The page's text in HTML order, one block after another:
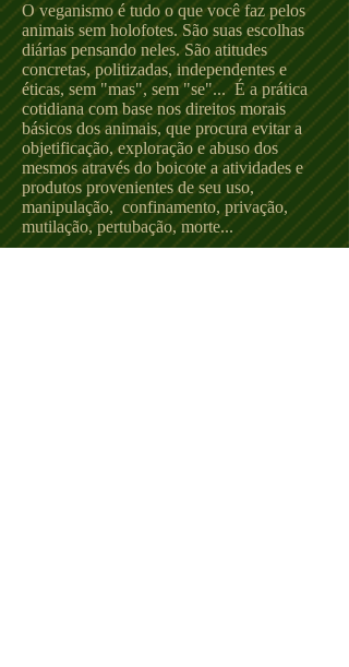
O veganismo é tudo o que você faz pelos
animais sem holofotes. São suas escolhas
diárias pensando neles. São atitudes
concretas, politizadas, independentes e
éticas, sem "mas", sem "se"... É a prática
cotidiana com base nos direitos morais
básicos dos animais, que procura evitar a
objetificação, exploração e abuso dos
mesmos através do boicote a atividades e
produtos provenientes de seu uso,
manipulação, confinamento, privação,
mutilação, pertubação, morte...